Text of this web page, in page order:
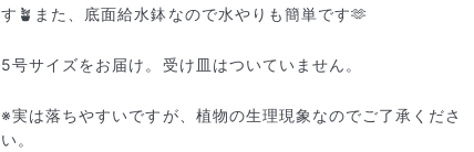
す🪴また、底面給水鉢なので水やりも簡単です🫶
5号サイズをお届け。受け皿はついていません。
※実は落ちやすいですが、植物の生理現象なのでご了承くださ
い。